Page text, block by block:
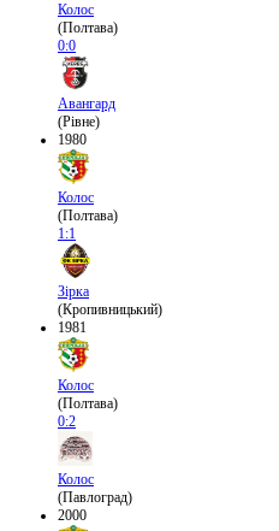
Колос
(Полтава)
0:0
Авангард
(Рівне)
1980
Колос
(Полтава)
1:1
Зірка
(Кропивницький)
1981
Колос
(Полтава)
0:2
Колос
(Павлоград)
2000